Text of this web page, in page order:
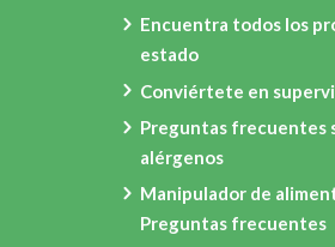
Encuentra todos los
estado
Conviértete en
Preguntas frecuentes
alérgenos
Manipulador de
Preguntas frecuentes